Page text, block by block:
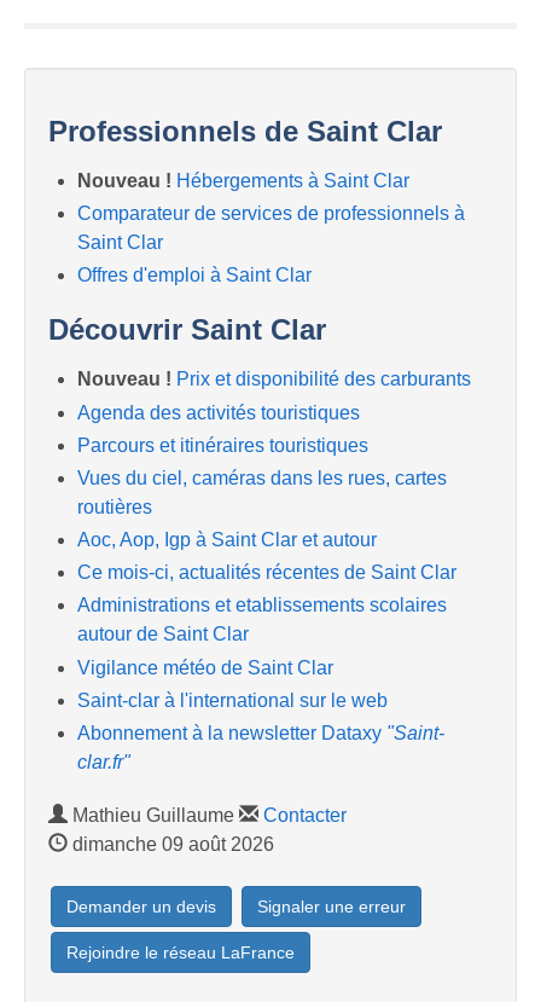
Professionnels de Saint Clar
Nouveau ! Hébergements à Saint Clar
Comparateur de services de professionnels à
Saint Clar
Offres d'emploi à Saint Clar
Découvrir Saint Clar
Nouveau ! Prix et disponibilité des carburants
Agenda des activités touristiques
Parcours et itinéraires touristiques
Vues du ciel, caméras dans les rues, cartes
routières
Aoc, Aop, Igp à Saint Clar et autour
Ce mois-ci, actualités récentes de Saint Clar
Administrations et etablissements scolaires
autour de Saint Clar
Vigilance météo de Saint Clar
Saint-clar à l'international sur le web
Abonnement à la newsletter Dataxy "Saint-
clar.fr"
Mathieu Guillaume
Contacter
dimanche 09 août 2026
Demander un devis Signaler une erreur
Rejoindre le réseau LaFrance